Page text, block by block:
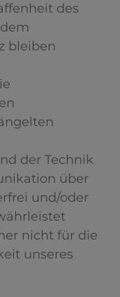
des
bleiben
der Technik
über
und/oder
nicht für die
unseres